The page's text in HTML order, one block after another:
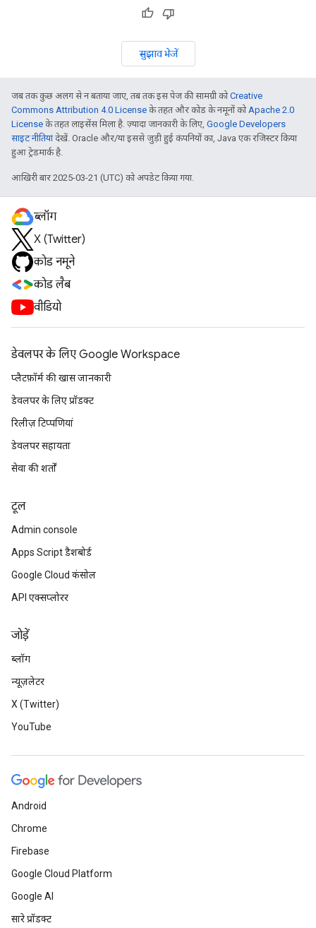
सुझाव भेजें
जब तक कुछ अलग से न बताया जाए, तब तक इस पेज की सामग्री कोCreative
Commons Attribution 4.0 License के तहत और कोड के नमूनों कोApache 2.0
License के तहत लाइसेंस मिला है. ज़्यादा जानकारी के लिए, Google Developers
साइट नीतियांदेखें. Oracle और/या इससे जुड़ी हुई कंपनियों का, Java एक रजिस्टर किया
हुआ ट्रेडमार्क है.
आखिरी बार 2025-03-21 (UTC) को अपडेट किया गया.
ब्लॉग
X (Twitter)
कोड नमूने
कोड लैब
वीडियो
डेवलपर के लिए Google Workspace
प्लैटफ़ॉर्म की खास जानकारी
डेवलपर के लिए प्रॉडक्ट
रिलीज़ टिप्पणियां
डेवलपर सहायता
सेवा की शर्तों
टूल
Admin console
Apps Script डैशबोर्ड
Google Cloud कंसोल
API एक्सप्लोरर
जोड़ें
ब्लॉग
न्यूज़लेटर
X (Twitter)
YouTube
Android
Chrome
Firebase
Google Cloud Platform
Google AI
सारे प्रॉडक्ट